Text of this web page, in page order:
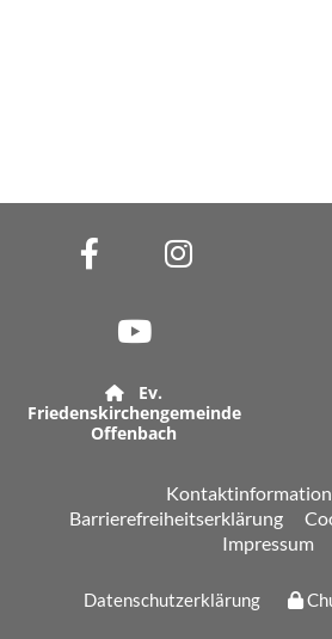

Ev.
Friedenskirchengemeinde
Offenbach
Barrierefreiheitserklärung
Impressum
Datenschutzerklärung